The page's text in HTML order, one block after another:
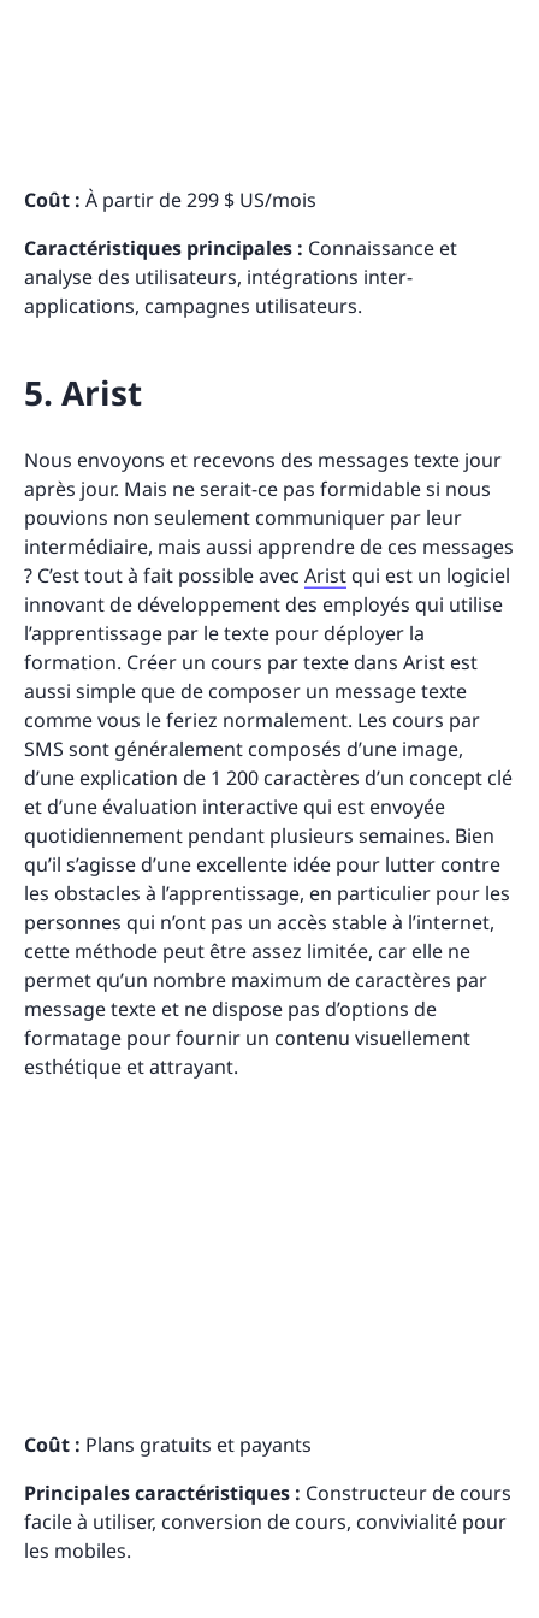
Coût : À partir de 299 $ US/mois
Caractéristiques principales : Connaissance et
analyse des utilisateurs, intégrations inter-
applications, campagnes utilisateurs.
5. Arist
Nous envoyons et recevons des messages texte jour
après jour. Mais ne serait-ce pas formidable si nous
pouvions non seulement communiquer par leur
intermédiaire, mais aussi apprendre de ces messages
? C’est tout à fait possible avec Aristqui est un logiciel
innovant de développement des employés qui utilise
l’apprentissage par le texte pour déployer la
formation. Créer un cours par texte dans Arist est
aussi simple que de composer un message texte
comme vous le feriez normalement. Les cours par
SMS sont généralement composés d’une image,
d’une explication de 1 200 caractères d’un concept clé
et d’une évaluation interactive qui est envoyée
quotidiennement pendant plusieurs semaines. Bien
qu’il s’agisse d’une excellente idée pour lutter contre
les obstacles à l’apprentissage, en particulier pour les
personnes qui n’ont pas un accès stable à l’internet,
cette méthode peut être assez limitée, car elle ne
permet qu’un nombre maximum de caractères par
message texte et ne dispose pas d’options de
formatage pour fournir un contenu visuellement
esthétique et attrayant.
Coût : Plans gratuits et payants
Principales caractéristiques : Constructeur de cours
facile à utiliser, conversion de cours, convivialité pour
les mobiles.